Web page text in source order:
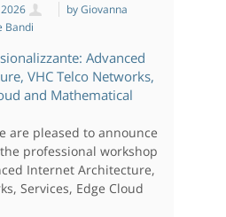
by Giovanna
Bandi
Advanced
VHC Telco Networks,
and Mathematical
are pleased to announce
professional workshop
Internet Architecture,
Services, Edge Cloud